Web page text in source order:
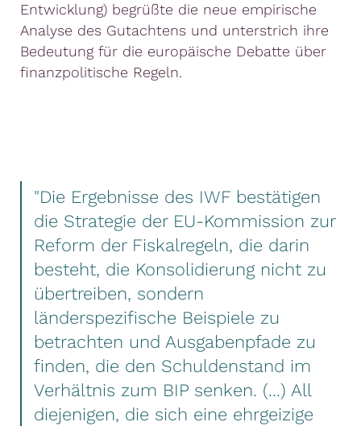
Entwicklung) begrüßte die neue empirische
Analyse des Gutachtens und unterstrich ihre
Bedeutung für die europäische Debatte über
finanzpolitische Regeln.
"Die Ergebnisse des IWF bestätigen
die Strategie der EU-Kommission zur
Reform der Fiskalregeln, die darin
besteht, die Konsolidierung nicht zu
übertreiben, sondern
länderspezifische Beispiele zu
betrachten und Ausgabenpfade zu
finden, die den Schuldenstand im
Verhältnis zum BIP senken. (...) All
diejenigen, die sich eine ehrgeizige